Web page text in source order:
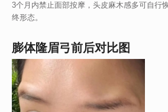
3个月内禁止面部按摩，头皮麻木感多可自行
终形态。
膨体隆眉弓前后对比图